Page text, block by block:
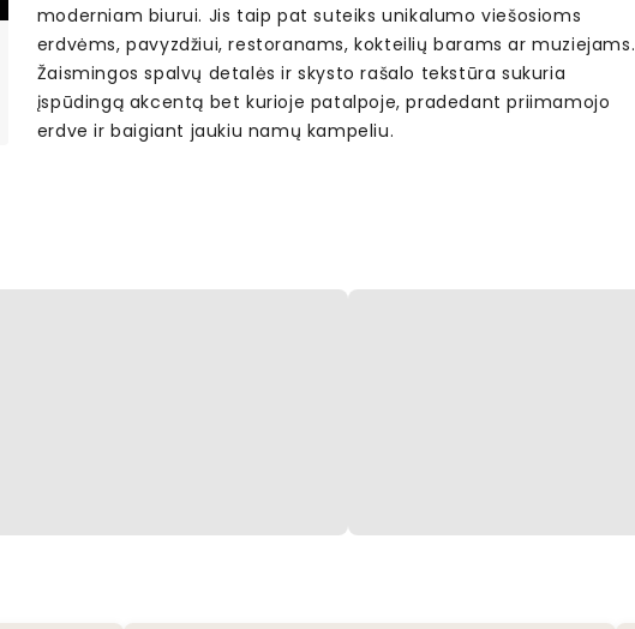
moderniam biurui. Jis taip pat suteiks unikalumo viešosioms
erdvėms, pavyzdžiui, restoranams, kokteilių barams ar muziejams.
Žaismingos spalvų detalės ir skysto rašalo tekstūra sukuria
įspūdingą akcentą bet kurioje patalpoje, pradedant priimamojo
erdve ir baigiant jaukiu namų kampeliu.